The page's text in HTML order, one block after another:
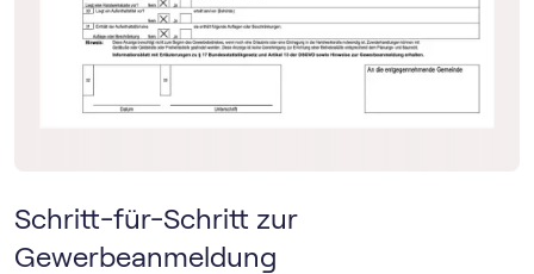
Schritt-für-Schritt zur
Gewerbeanmeldung